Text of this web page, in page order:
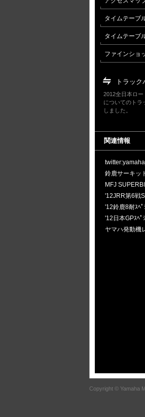
タイムテーブ
タイムテーブ
ファインショ
トラッ
2012全日本ロ
についてのトラ
しました。
関連情報
鈴鹿サーキッ
MFJ
'12JRR第6戦
'12鈴鹿8耐ｽﾍﾟ
'12日本GPｽﾍﾟ
ヤマハ発動機
Copyright © Yamaha